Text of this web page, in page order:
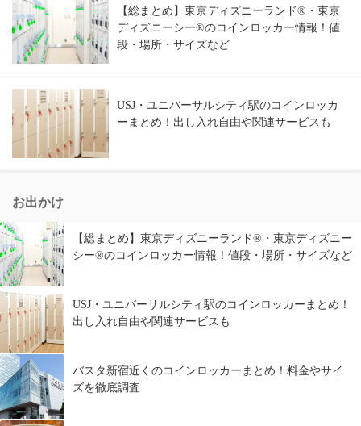
【総まとめ】東京ディズニーランド®・東京
ディズニーシー®のコインロッカー情報！値
段・場所・サイズなど
USJ・ユニバーサルシティ駅のコインロッカ
ーまとめ！出し入れ自由や関連サービスも
お出かけ
【総まとめ】東京ディズニーランド®・東京ディズニー
シー®のコインロッカー情報！値段・場所・サイズなど
USJ・ユニバーサルシティ駅のコインロッカーまとめ！
出し入れ自由や関連サービスも
バスタ新宿近くのコインロッカーまとめ！料金やサイ
ズを徹底調査